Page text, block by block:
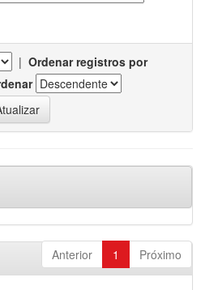
| Ordenar registros por
Anterior 1 Próximo